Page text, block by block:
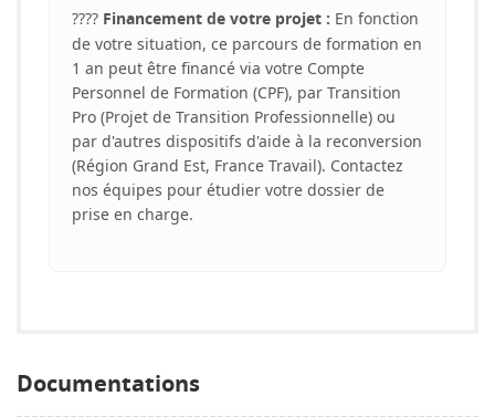
???? Financement de votre projet : En fonction
de votre situation, ce parcours de formation en
1 an peut être financé via votre Compte
Personnel de Formation (CPF), par Transition
Pro (Projet de Transition Professionnelle) ou
par d'autres dispositifs d'aide à la reconversion
(Région Grand Est, France Travail). Contactez
nos équipes pour étudier votre dossier de
prise en charge.
Documentations